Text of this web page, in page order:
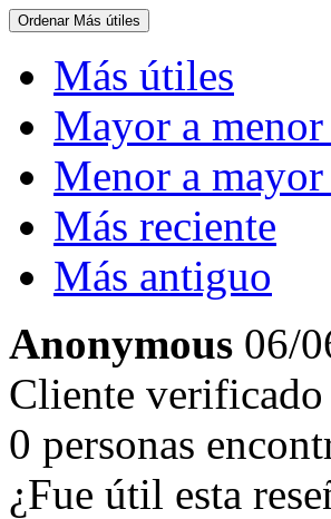
Ordenar Más útiles
Más útiles
Mayor a
Menor a
Más reciente
Más antiguo
Anonymous 06/
Cliente verificado
0 personas
¿Fue útil esta